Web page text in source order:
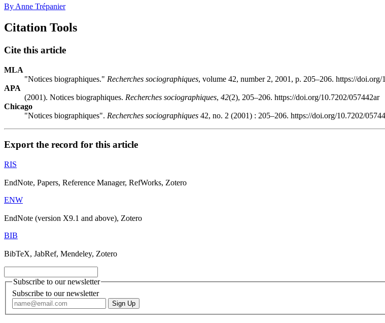
By Anne Trépanier
Citation Tools
Cite this article
MLA
"Notices biographiques." Recherches sociographiques, volume 42, number 2, 2001, p. 205–206. https://doi.org/
APA
(2001). Notices biographiques. Recherches sociographiques, 42(2), 205–206. https://doi.org/10.7202/057442ar
Chicago
"Notices biographiques". Recherches sociographiques 42, no. 2 (2001) : 205–206. https://doi.org/10.7202/
Export the record for this article
RIS
EndNote, Papers, Reference Manager, RefWorks, Zotero
ENW
EndNote (version X9.1 and above), Zotero
BIB
BibTeX, JabRef, Mendeley, Zotero
Subscribe to our newsletter
Subscribe to our newsletter